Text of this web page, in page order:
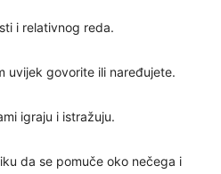
i relativnog reda.
uvijek govorite ili naređujete.
igraju i istražuju.
da se pomuče oko nečega i